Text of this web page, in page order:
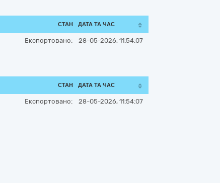
СТАН ДАТА ТА ЧАС
Експортовано: 28-05-2026, 11:54:07
СТАН ДАТА ТА ЧАС
Експортовано: 28-05-2026, 11:54:07